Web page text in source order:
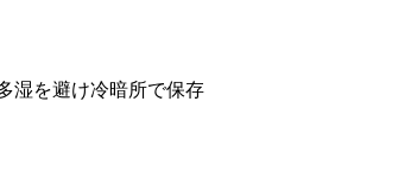
湿を避け冷暗所で保存